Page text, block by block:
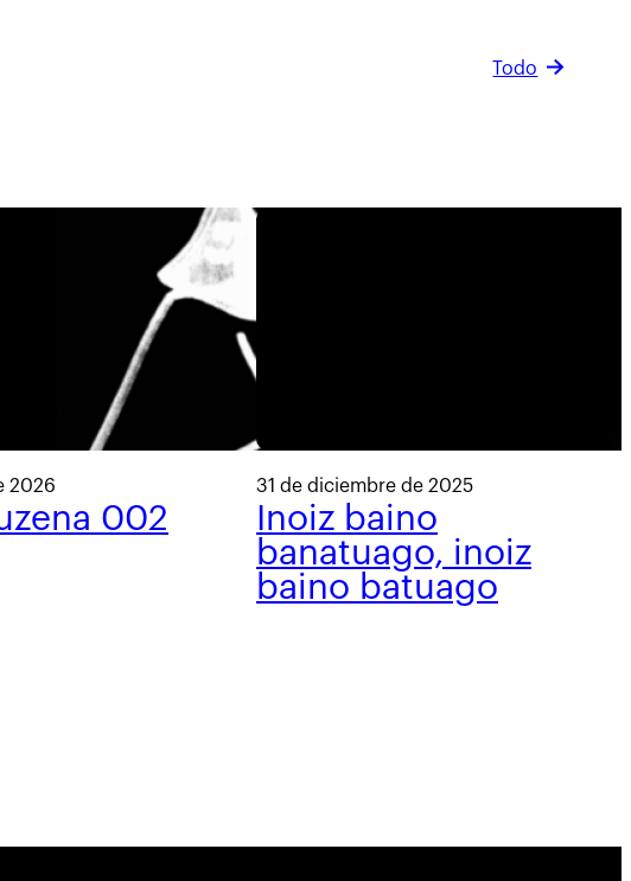
Todo
2026
002
31 de diciembre de 2025
Inoiz baino
banatuago, inoiz
baino batuago